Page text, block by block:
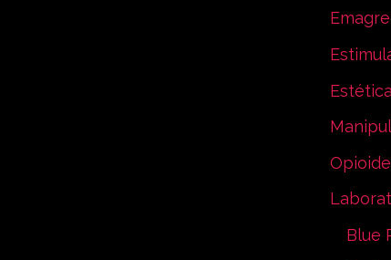
Estética
Blue